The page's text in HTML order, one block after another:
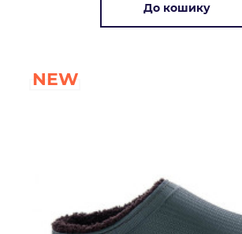
До кошику
NEW